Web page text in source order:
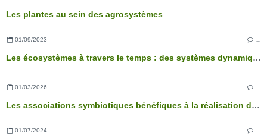
Les plantes au sein des agrosystèmes
01/09/2023
Les écosystèmes à travers le temps : des systèmes dynamiques
01/03/2026
Les associations symbiotiques bénéfiques à la réalisation des fonctions physiologiques de l’arbre
01/07/2024 …